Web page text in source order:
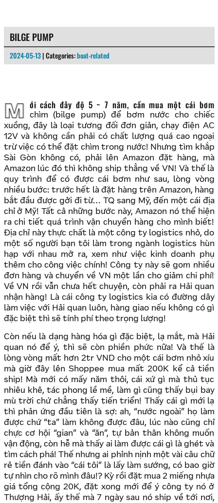
BILGE PUMP
2024-05-13 | Categories:boat-related
Mới cách đây độ 5 ~ 7 năm, cần mua một cái bơm
chìm (bilge pump) để bơm nước cho chiếc
xuồng, đây là loại tương đối đơn giản, chạy điện AC
12V và không cần phải có chất lượng quá cao ngoại
trừ việc có thể đặt chìm trong nước! Nhưng tìm khắp
Sài Gòn không có, phải lên Amazon đặt hàng, mà
Amazon lúc đó thì không ship thẳng về VN! Và thế là
quy trình để có được cái bơm như sau, lòng vòng
nhiều bước: trước hết là đặt hàng trên Amazon, hàng
bắt đầu được gởi đi từ… TQ sang Mỹ, đến một cái địa
chỉ ở Mỹ! Tất cả những bước này, Amazon nó thể hiện
ra chi tiết quá trình vận chuyển hàng cho mình biết!
Địa chỉ này thực chất là một công ty logistics nhỏ, do
một số người bạn tôi làm trong ngành logistics hùn
hạp với nhau mở ra, xem như việc kinh doanh phụ
thêm cho công việc chính! Công ty này sẽ gom nhiều
đơn hàng và chuyển về VN một lần cho giảm chi phí!
Về VN rồi vẫn chưa hết chuyện, còn phải ra Hải quan
nhận hàng! Là cái công ty logistics kia có đường dây
làm việc với Hải quan luôn, hàng giao nếu không có gì
đặc biệt thì sẽ tính phí theo trọng lượng!
Còn nếu là dạng hàng hóa gì đặc biệt, lạ mắt, mà Hải
quan nó để ý, thì sẽ còn phiền phức nữa! Và thế là
lòng vòng mất hơn 2tr VND cho một cái bơm nhỏ xíu
mà giờ đây lên Shoppee mua mất 200K kể cả tiền
ship! Mà mới có mấy năm thôi, cái xứ gì mà thủ tục
nhiêu khê, tác phong lề mề, làm gì cũng thấy bụi bay
mù trời chứ chẳng thấy tiến triển! Thấy cái gì mới lạ
thì phản ứng đầu tiên là sợ: ah, “nước ngoài” họ làm
được chứ “ta” làm không được đâu, lúc nào cũng chỉ
chực cơ hội “gian” và “ăn”, tự bản thân không muốn
vận động, còn hễ mà thấy ai làm được cái gì là ghét và
tìm cách phá! Thế nhưng ai phỉnh nịnh một vài câu chữ
rẻ tiền đánh vào “cái tôi” là lấy làm sướng, có bao giờ
tự nhìn cho rõ mình đâu!? Kỳ rồi đặt mua 2 miếng nhựa
giá tổng cộng 20K, đặt xong mới để ý công ty nó ở
Thượng Hải, ấy thế mà 7 ngày sau nó ship về tới nơi,